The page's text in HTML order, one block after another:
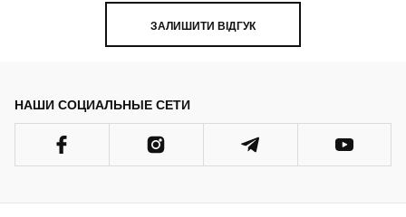
ЗАЛИШИТИ ВІДГУК
НАШИ СОЦИАЛЬНЫЕ СЕТИ